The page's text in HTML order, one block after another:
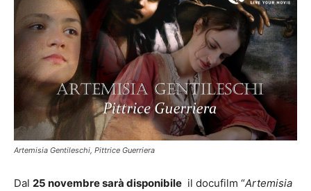
Artemisia Gentileschi, Pittrice Guerriera
Dal 25 novembre sarà disponibile il docufilm “Artemisia